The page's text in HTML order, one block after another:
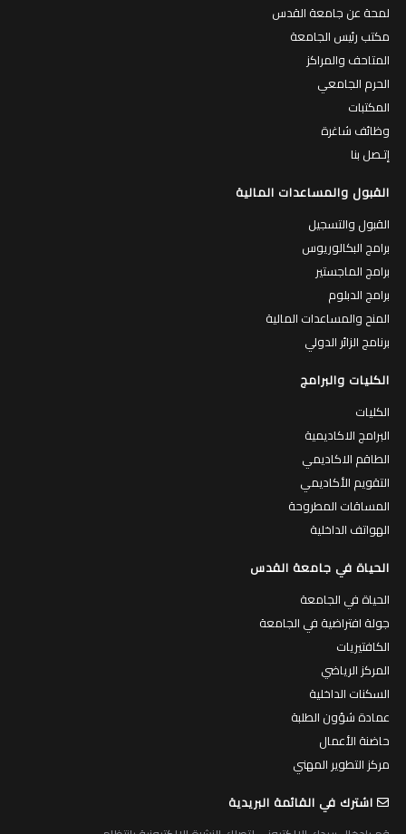
لمحة عن جامعة القدس
مكتب رئيس الجامعة
المتاحف والمراكز
الحرم الجامعي
المكتبات
وظائف شاغرة
إتـصل بنا
القبول والمساعدات المالية
القبول والتسجيل
برامج البكالوريوس
برامج الماجستير
برامج الدبلوم
المنح والمساعدات المالية
برنامج الزائر الدولي
الكليات والبرامج
الكليات
البرامج الاكاديمية
الطاقم الاكاديمي
التقويم الأكاديمي
المساقات المطروحة
الهواتف الداخلية
الحياة في جامعة القدس
الحياة في الجامعة
جولة افتراضية في الجامعة
الكافتيريات
المركز الرياضي
السكنات الداخلية
عمادة شؤون الطلبة
حاضنة الأعمال
مركز التطوير المهني
اشترك في القائمة البريدية